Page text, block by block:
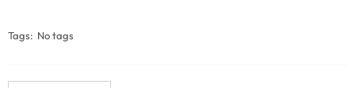
Tags: No tags